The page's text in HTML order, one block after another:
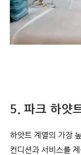
5. 파크 하얏
하얏트 계열의 가장
컨디션과 서비스를